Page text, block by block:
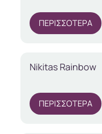
ΠΕΡΙΣΣΟΤΕΡΑ
Nikitas Rainbow
ΠΕΡΙΣΣΟΤΕΡΑ